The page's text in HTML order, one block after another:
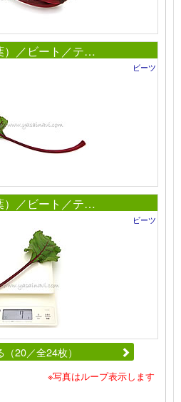
）／ビート／テ…
ビーツ
）／ビート／テ…
ビーツ
20／全24枚）
※写真はループ表示します